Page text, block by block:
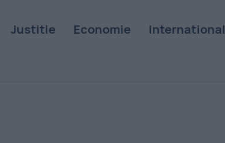
Justitie Economie International